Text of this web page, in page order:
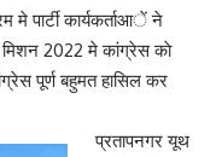
मे पार्टी कार्यकर्ताआें ने
मिशन 2022 मे कांग्रेस काे
पूर्ण बहुमत हासिल कर
प्रतापनगर यूथ